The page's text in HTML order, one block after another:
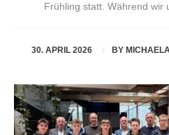
Frühling statt. Während wir
30. APRIL 2026 BY